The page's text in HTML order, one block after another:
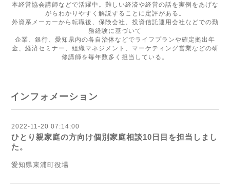
本経営協会講師などで活躍中。難しい経済や経営の話を実例をあげな
がらわかりやすく解説することに定評がある。
外資系メーカーから転職後、保険会社、投資信託運用会社などでの勤
務経験に基づいて
企業、銀行、愛知県内の各自治体などでライフプランや確定拠出年
金、経済セミナー、組織マネジメント、マーケティング営業などの研
修講師を毎年数多く担当している。
インフォメーション
2022-11-20 07:14:00
ひとり親家庭の方向け個別家庭相談10日目を担当しまし
た。
愛知県東浦町役場